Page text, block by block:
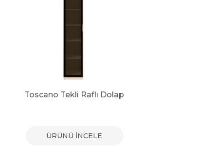
Toscano Tekli Raflı Dolap
ÜRÜNÜ İNCELE